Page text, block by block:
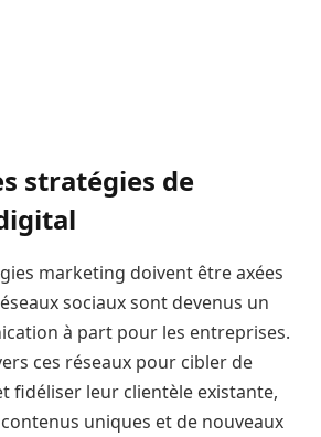
stratégies de
marketing doivent être axées
sociaux sont devenus un
à part pour les entreprises.
ces réseaux pour cibler de
fidéliser leur clientèle existante,
uniques et de nouveaux